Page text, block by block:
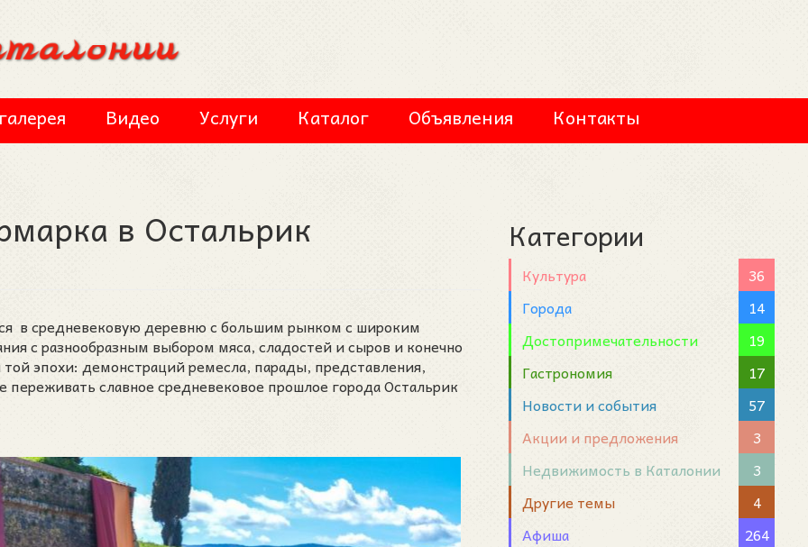
Видео Услуги Каталог Объявления Контакты
в Остальрик
в средневековую деревню с большим рынком с широким
с разнообразным выбором мяса, сладостей и сыров и конечно
эпохи: демонстраций ремесла, парады, представления,
славное средневековое прошлое города Остальрик
Категории
Культура
36
Города
14
Достопримечательности
19
Гастрономия
17
Новости и события
57
Акции и предложения
3
Недвижимость в Каталонии
3
Другие темы
4
Афиша
264